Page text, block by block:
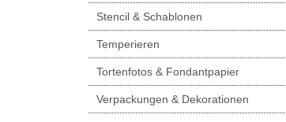
Stencil & Schablonen
Temperieren
Tortenfotos & Fondantpapier
Verpackungen & Dekorationen